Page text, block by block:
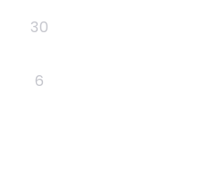
30
6